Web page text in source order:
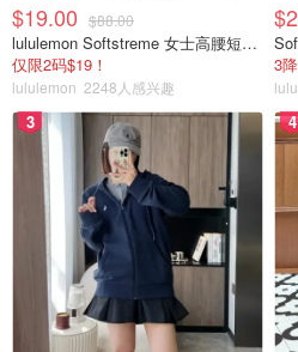
比前面的乳液
🗣冬天要来了，集美们，还不跟
吗？！中性偏干性的你值得拥
$19.00 $88.00
lululemon Softstreme 女士高腰短裤 10cm
仅限2码$19！
lululemon 2248人感兴趣
3
3 4